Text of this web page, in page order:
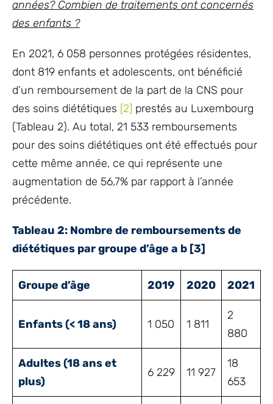
années? Combien de traitements ont concernés
des enfants ?
En 2021, 6 058 personnes protégées résidentes,
dont 819 enfants et adolescents, ont bénéficié
d’un remboursement de la part de la CNS pour
des soins diététiques [2] prestés au Luxembourg
(Tableau 2). Au total, 21 533 remboursements
pour des soins diététiques ont été effectués pour
cette même année, ce qui représente une
augmentation de 56,7% par rapport à l’année
précédente.
Tableau 2: Nombre de remboursements de
diététiques par groupe d’âge a b [3]
Groupe d’âge 2019 2020 2021
Enfants (< 18 ans) 1 050 1 811
2
880
Adultes (18 ans et
plus)
6 229 11 927
18
653